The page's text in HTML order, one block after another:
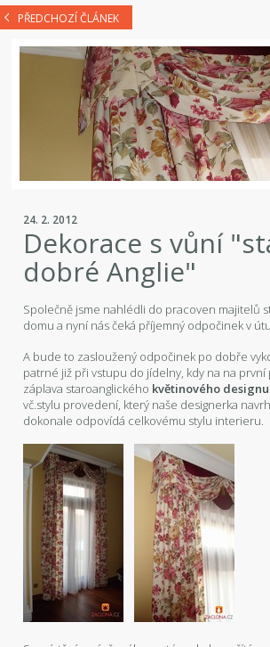
PŘEDCHOZÍ ČLÁNEK
24. 2. 2012
Dekorace s vůní
dobré Anglie"
Společně jsme nahlédli do pracoven majitelů
domu a nyní nás čeká příjemný odpočinek v
A bude to zasloužený odpočinek po dobře
patrné již při vstupu do jídelny, kdy na na
záplava staroanglického květinového designu
vč.stylu provedení, který naše designerka
dokonale odpovídá celkovému stylu interieru.